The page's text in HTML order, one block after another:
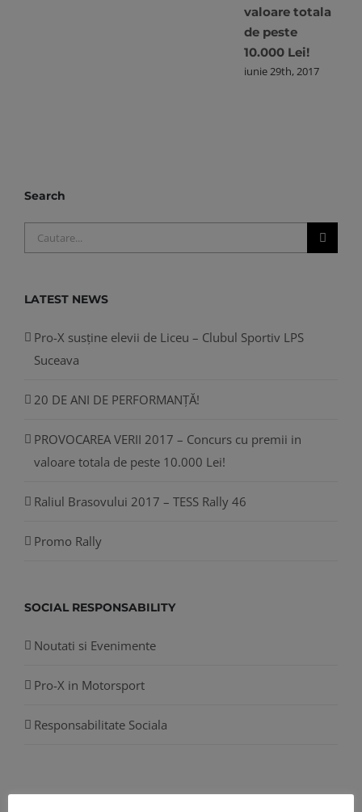
valoare totala
de peste
10.000 Lei!
iunie 29th, 2017
Search
Cautare...
LATEST NEWS
Pro-X susține elevii de Liceu – Clubul Sportiv LPS
Suceava
20 DE ANI DE PERFORMANȚĂ!
PROVOCAREA VERII 2017 – Concurs cu premii in
valoare totala de peste 10.000 Lei!
Raliul Brasovului 2017 – TESS Rally 46
Promo Rally
SOCIAL RESPONSABILITY
Noutati si Evenimente
Pro-X in Motorsport
Responsabilitate Sociala